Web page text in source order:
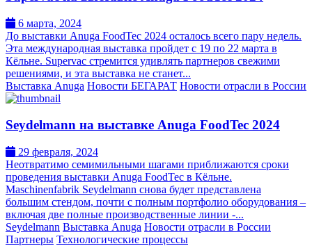
6 марта, 2024
До выставки Anuga FoodTec 2024 осталось всего пару недель.
Эта международная выставка пройдет с 19 по 22 марта в
Кёльне. Supervac стремится удивлять партнеров свежими
решениями, и эта выставка не станет...
Выставка Anuga Новости БЕГАРАТ Новости отрасли в России
Seydelmann на выставке Anuga FoodTec 2024
29 февраля, 2024
Неотвратимо семимильными шагами приближаются сроки
проведения выставки Anuga FoodTec в Кёльне.
Maschinenfabrik Seydelmann снова будет представлена
большим стендом, почти с полным портфолио оборудования –
включая две полные производственные линии -...
Seydelmann Выставка Anuga Новости отрасли в России
Партнеры Технологические процессы